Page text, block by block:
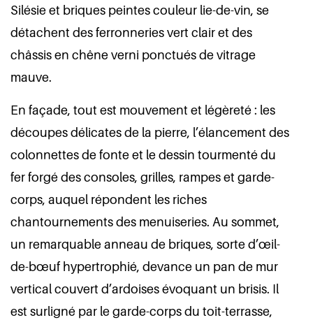
Silésie et briques peintes couleur lie-de-vin, se
détachent des ferronneries vert clair et des
châssis en chêne verni ponctués de vitrage
mauve.
En façade, tout est mouvement et légèreté : les
découpes délicates de la pierre, l’élancement des
colonnettes de fonte et le dessin tourmenté du
fer forgé des consoles, grilles, rampes et garde-
corps, auquel répondent les riches
chantournements des menuiseries. Au sommet,
un remarquable anneau de briques, sorte d’œil-
de-bœuf hypertrophié, devance un pan de mur
vertical couvert d’ardoises évoquant un brisis. Il
est surligné par le garde-corps du toit-terrasse,